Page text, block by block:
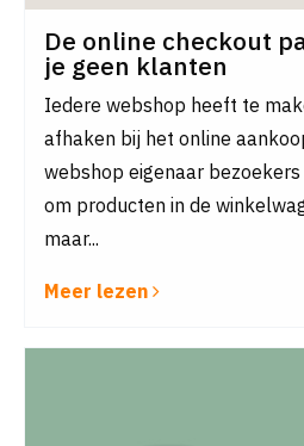
De online checkout
je geen klanten
Iedere webshop heeft te
afhaken bij het online
webshop eigenaar
om producten in de
maar...
Meer lezen